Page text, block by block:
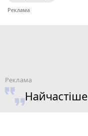
Найчастіше